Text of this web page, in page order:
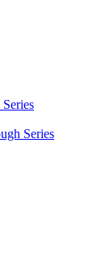
Series